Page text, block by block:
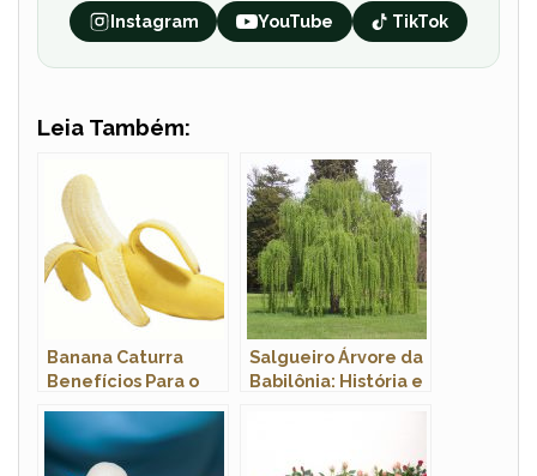
Instagram YouTube TikTok
Leia Também:
Banana Caturra
Benefícios Para o
Salgueiro Árvore da
Babilônia: História e